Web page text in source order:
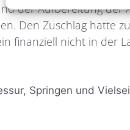
der Aufbereitung der
Den Zuschlag hatte
finanziell nicht in der
Springen und